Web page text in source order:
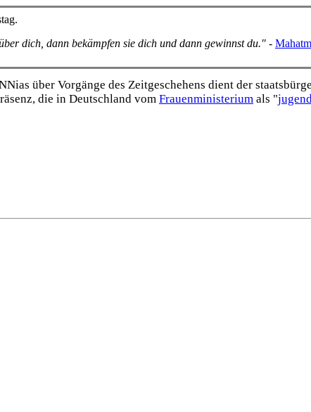
dich, dann bekämpfen sie dich und dann gewinnst du." -
über Vorgänge des Zeitgeschehens dient der
die in Deutschland vom Frauen­ministerium als "